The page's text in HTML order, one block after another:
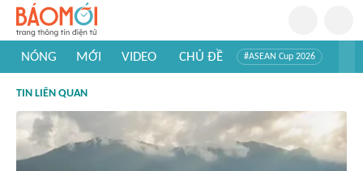
NÓNG MỚI VIDEO CHỦ ĐỀ #ASEAN Cup 2026
#Khám phá thế giới
TIN LIÊN QUAN